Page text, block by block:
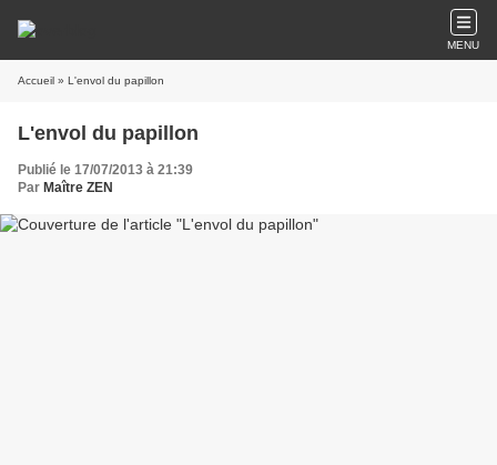
MENU
Accueil » L'envol du papillon
L'envol du papillon
Publié le 17/07/2013 à 21:39
Par Maître ZEN